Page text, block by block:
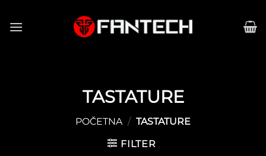
na
TASTATURE
POČETNA / TASTATURE
FILTER